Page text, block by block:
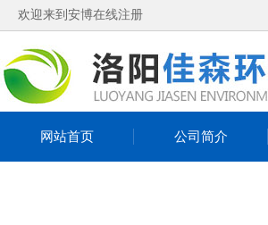
欢迎来到安博在线注册
网站首页 公司简介